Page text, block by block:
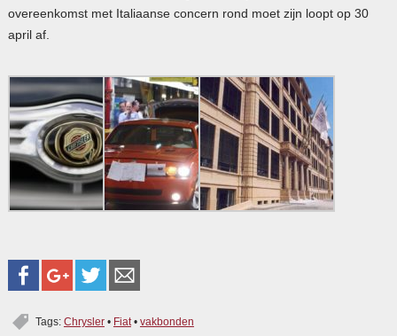
overeenkomst met Italiaanse concern rond moet zijn loopt op 30
april af.
Tags: Chrysler• Fiat• vakbonden